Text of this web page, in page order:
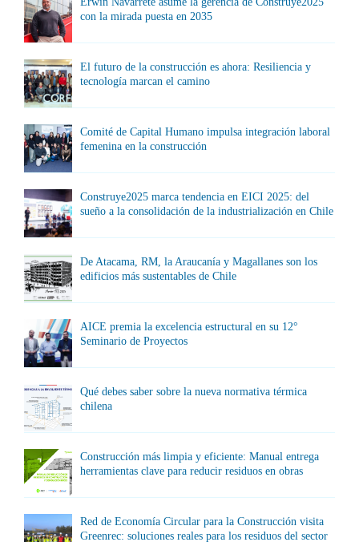
con la mirada puesta en 2035
El futuro de la construcción es ahora: Resiliencia y
tecnología marcan el camino
Comité de Capital Humano impulsa integración laboral
femenina en la construcción
Construye2025 marca tendencia en EICI 2025: del
sueño a la consolidación de la industrialización en Chile
De Atacama, RM, la Araucanía y Magallanes son los
edificios más sustentables de Chile
AICE premia la excelencia estructural en su 12°
Seminario de Proyectos
Qué debes saber sobre la nueva normativa térmica
chilena
Construcción más limpia y eficiente: Manual entrega
herramientas clave para reducir residuos en obras
Red de Economía Circular para la Construcción visita
Greenrec: soluciones reales para los residuos del sector